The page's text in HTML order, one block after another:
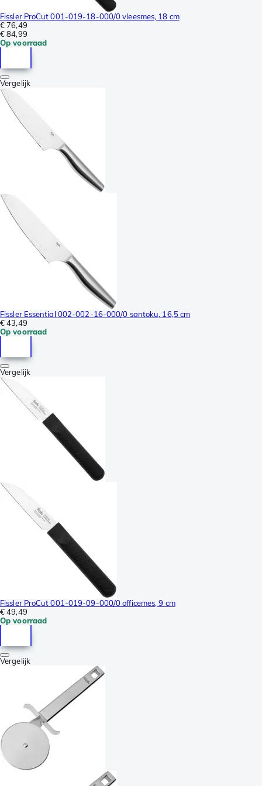
Fissler ProCut 001-019-18-000/0 vleesmes, 18 cm
€ 76,49
€ 84,99
Op voorraad
Vergelijk
Fissler Essential 002-002-16-000/0 santoku, 16,5 cm
€ 43,49
Op voorraad
Vergelijk
Fissler ProCut 001-019-09-000/0 officemes, 9 cm
€ 49,49
Op voorraad
Vergelijk